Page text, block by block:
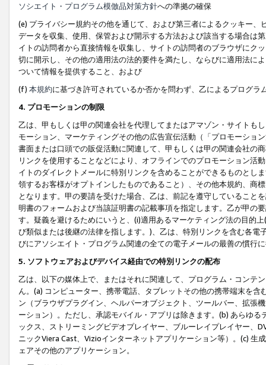
ソシエイト・プログラム模倣品対策方針への準拠の確保
(e) プライバシー規約その他を通じて、および第三者によるクッキー
データを収集、使用、保管および開示する方法および該当する場合は
イトの訪問者から直接情報を収集し、サイトの訪問者のブラウザにク
切に開示し、その他の適用法の法的要件を満たし、ならびに適用法に
ついて情報を提供すること、および
(f) 本規約に基づき許可されているか否かを問わず、乙によるプログ
4. プロモーションの制限
乙は、甲もしくは甲の関連会社を代理してまたはアマゾン・サイトも
モーション、マーケティングその他の広告宣伝活動（「プロモーショ
書面または口頭での販促活動に関連して、甲もしくは甲の関連会社の
リンクを使用することなどにより、オフラインでのプロモーション活
イトのダイレクトメールに特別リンクを含めることができるものとし
領するお客様がオプトインしたものであること）、その他本規約、商
となります。甲の要請を受けた場合、乙は、前記を遵守していること
明書のフォームおよび当該証明書の記載事項を指定します。乙が甲の
す。疑義を避けるためにいうと、(i)適用あるマーケティング法の目的
び類似または後継の法律を指します。)、乙は、特別リンクを含む各
びにアソシエイト・プログラム関連の全ての電子メールの最善の慣行
5. ソフトウェアおよびデバイス経由での特別リンクの配布
乙は、以下の媒体上で、またはそれに関連して、プログラム・コンテ
ん。(a) コンピューター、携帯電話、タブレットその他の携帯端末を
ン（ブラウザプラグイン、ヘルパーオブジェクト、ツールバー、拡張
ーション）。ただし、承認モバイル・アプリは除きます。(b) あらゆ
ックス、ストリーミングビデオプレイヤー、ブルーレイプレイヤー、
ニックViera Cast、Vizioインターネットアプリケーション等）。(c)
ェアその他のアプリケーション。